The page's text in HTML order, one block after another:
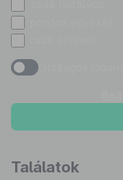
Találatok